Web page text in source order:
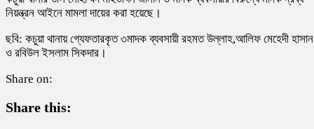
নিয়ন্ত্রন আইনে মামলা দায়ের করা হয়েছে।
ছবি: কচুয়া থানায় গ্যেফতারকৃত ৩মাদক ব্যবসায়ী রহমত উল্লাহ,আলিফ মেহেদী হাসান
ও রবিউল ইসলাম সিকদার।
Share on:
Share this: